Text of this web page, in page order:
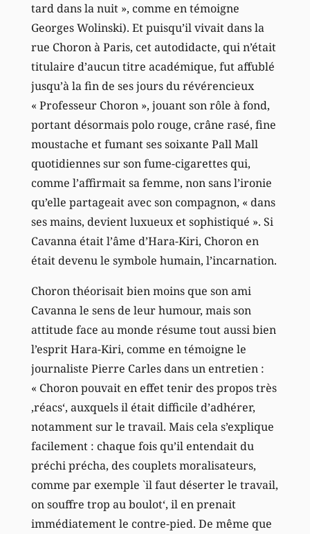
tard dans la nuit », comme en témoigne
Georges Wolinski). Et puisqu’il vivait dans la
rue Choron à Paris, cet autodidacte, qui n’était
titulaire d’aucun titre académique, fut affublé
jusqu’à la fin de ses jours du révérencieux
« Professeur Choron », jouant son rôle à fond,
portant désormais polo rouge, crâne rasé, fine
moustache et fumant ses soixante Pall Mall
quotidiennes sur son fume-cigarettes qui,
comme l’affirmait sa femme, non sans l’ironie
qu’elle partageait avec son compagnon, « dans
ses mains, devient luxueux et sophistiqué ». Si
Cavanna était l’âme d’Hara-Kiri, Choron en
était devenu le symbole humain, l’incarnation.
Choron théorisait bien moins que son ami
Cavanna le sens de leur humour, mais son
attitude face au monde résume tout aussi bien
l’esprit Hara-Kiri, comme en témoigne le
journaliste Pierre Carles dans un entretien :
« Choron pouvait en effet tenir des propos très
‚réacs‘, auxquels il était difficile d’adhérer,
notamment sur le travail. Mais cela s’explique
facilement : chaque fois qu’il entendait du
préchi précha, des couplets moralisateurs,
comme par exemple `il faut déserter le travail,
on souffre trop au boulot‘, il en prenait
immédiatement le contre-pied. De même que